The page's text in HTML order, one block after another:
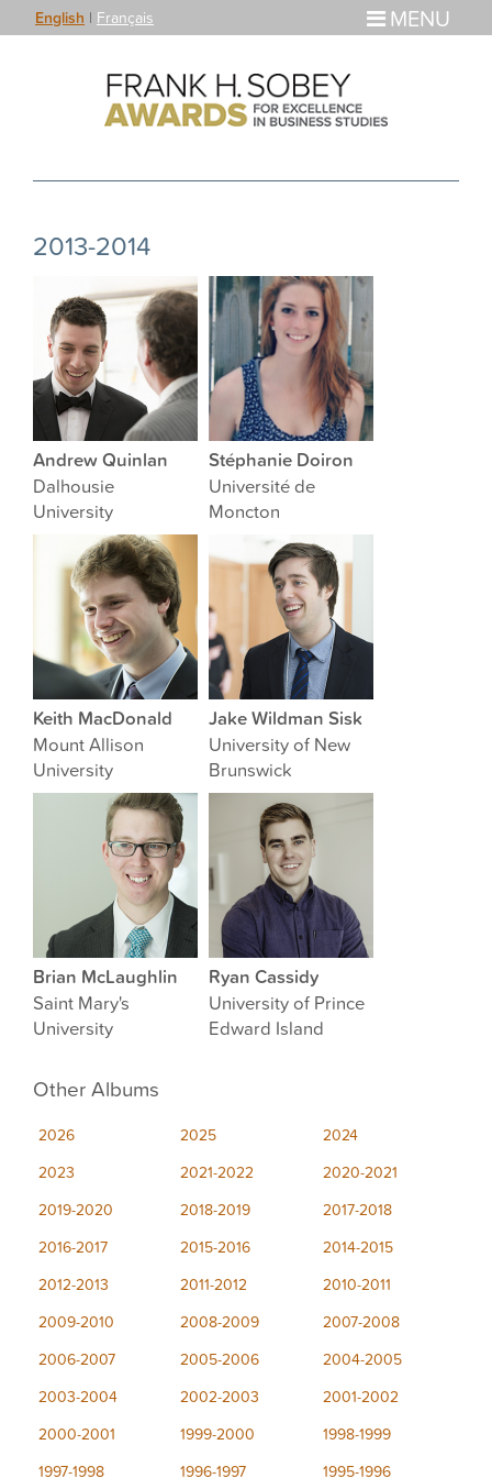
English | Français MENU
2013-2014
Andrew Quinlan
Dalhousie
University
Stéphanie Doiron
Université de
Moncton
Keith MacDonald
Mount Allison
University
Jake Wildman Sisk
University of New
Brunswick
Brian McLaughlin
Saint Mary's
University
Ryan Cassidy
University of Prince
Edward Island
Other Albums
2026 2025
2024
2023
2021-2022
2020-2021
2019-2020
2018-2019
2017-2018
2016-2017
2015-2016
2014-2015
2012-2013
2011-2012
2010-2011
2009-2010
2008-2009
2007-2008
2006-2007
2005-2006
2004-2005
2003-2004
2002-2003
2001-2002
2000-2001
1999-2000
1998-1999
1997-1998
1996-1997 1995-1996